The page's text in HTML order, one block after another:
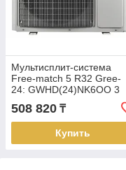
Мультисплит-система
Free-match 5 R32 Gree-
24: GWHD(24)NK6OO 3
выхода (Наружный блок)
508 820 ₸
Купить